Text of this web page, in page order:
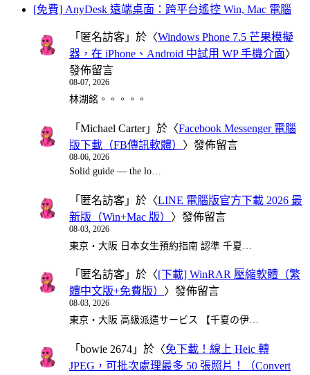
[免費] AnyDesk 遠端桌面：跨平台遙控 Win, Mac 電腦
「 匿名訪客 」於〈Windows Phone 7.5 芒果模擬
器，在 iPhone、Android 中試用 WP 手機介面〉
發佈留言
08-07, 2026
林湖銘。。。。。
「 Michael Carter」於〈Facebook Messenger 電腦
版下載（FB傳訊軟體） 〉發佈留言
08-06, 2026
Solid guide — the lo…
「 匿名訪客 」於〈LINE 電腦版官方下載 2026 最
新版（Win+Mac 版） 〉發佈留言
08-03, 2026
東京・大阪 日本女生預約指南 認準 千夏…
「 匿名訪客 」於〈[下載] WinRAR 壓縮軟體（繁
體中文版+免費版） 〉發佈留言
08-03, 2026
東京・大阪 高級派遣サービス 【千夏の伊…
「 bowie 2674 」於〈免下載！線上 Heic 轉
JPEG，可批次處理最多 50 張照片！（Convert